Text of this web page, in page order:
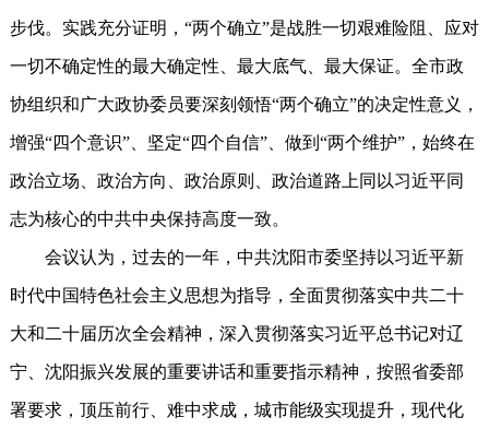
步伐。实践充分证明，“两个确立”是战胜一切艰难险阻、应对
一切不确定性的最大确定性、最大底气、最大保证。全市政
协组织和广大政协委员要深刻领悟“两个确立”的决定性意义，
增强“四个意识”、坚定“四个自信”、做到“两个维护”，始终在
政治立场、政治方向、政治原则、政治道路上同以习近平同
志为核心的中共中央保持高度一致。
会议认为，过去的一年，中共沈阳市委坚持以习近平新
时代中国特色社会主义思想为指导，全面贯彻落实中共二十
大和二十届历次全会精神，深入贯彻落实习近平总书记对辽
宁、沈阳振兴发展的重要讲话和重要指示精神，按照省委部
署要求，顶压前行、难中求成，城市能级实现提升，现代化